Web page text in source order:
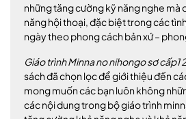
những tăng cường kỹ năng nghe mà
năng hội thoại, đặc biệt trong các
ngày theo phong cách bản xứ –
Giáo trình Minna no nihongo sơ cấp1
sách đã chọn lọc để giới thiệu đến
mong muốn các bạn luôn không
các nội dung trong bộ giáo trình